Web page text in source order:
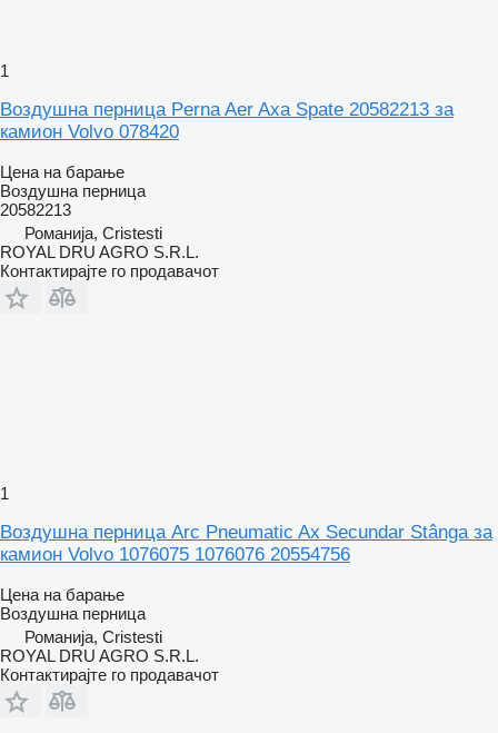
1
Воздушна перница Perna Aer Axa Spate 20582213 за
камион Volvo 078420
Цена на барање
Воздушна перница
20582213
Романија, Cristesti
ROYAL DRU AGRO S.R.L.
Контактирајте го продавачот
1
Воздушна перница Arc Pneumatic Ax Secundar Stânga за
камион Volvo 1076075 1076076 20554756
Цена на барање
Воздушна перница
Романија, Cristesti
ROYAL DRU AGRO S.R.L.
Контактирајте го продавачот